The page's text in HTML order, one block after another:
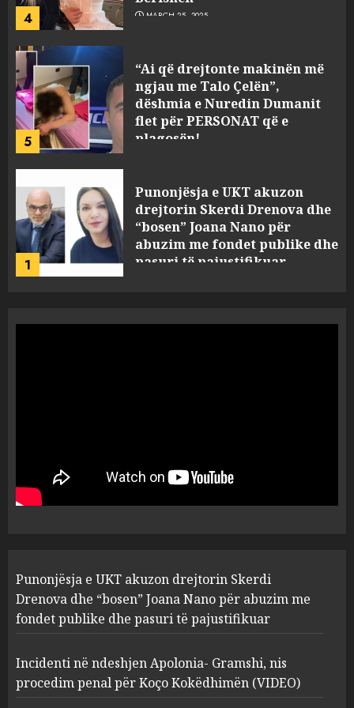
4 MARCH 25, 2025
5
“Ai që drejtonte makinën më
ngjau me Talo Çelën”,
dëshmia e Nuredin Dumanit
flet për PERSONAT që e
plagosën!
1
Punonjësja e UKT akuzon
drejtorin Skerdi Drenova dhe
“bosen” Joana Nano për
abuzim me fondet publike dhe
pasuri të pajustifikuar
3
ngjarja u fsheh. A u vodhën
serverat?
MARCH 25, 2025
4
çfarë dënimi kërkon për
Mariela dhe Antonela
Berishën
MARCH 25, 2025
“Ai që drejtonte makinën më
ngjau me Talo Çelën”,
Punonjësja e UKT akuzon drejtorin Skerdi
Drenova dhe “bosen” Joana Nano për abuzim me
fondet publike dhe pasuri të pajustifikuar
Incidenti në ndeshjen Apolonia- Gramshi, nis
procedim penal për Koço Kokëdhimën (VIDEO)